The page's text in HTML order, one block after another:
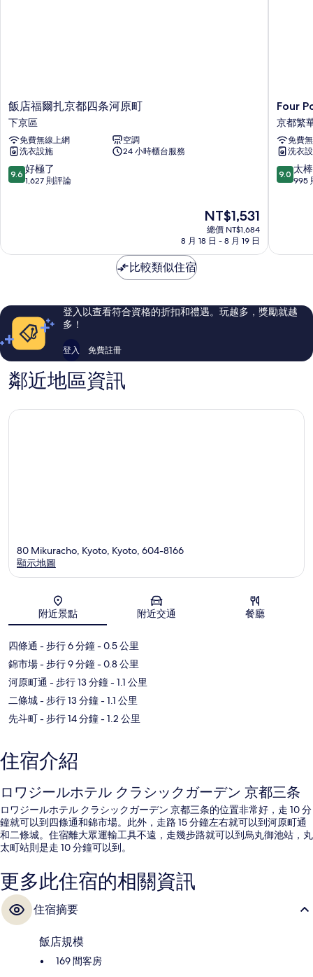
飯
店
福
爾
扎
京
都
下
飯店福爾扎京都四条河原町
下京區
免費無線上網
空調
洗衣設施
24 小時櫃台服務
9.6
分，
極
評
論
9.6 好極了
1,627 則評論
現
在
價
NT$1,531
總價 NT$1,684
8 月 18 日 - 8 月 19 日
Four
Points
Flex
By
京
都
華
Four
京都繁
免費
洗衣
9.0
分，
棒
評
論
9.0 太
995
比較類似住宿
登入以查看符合資格的折扣和禮遇。玩越多，獎勵就越
多！
登入 免費註冊
鄰近地區資訊
地圖
80 Mikuracho, Kyoto, Kyoto, 604-8166
顯示地圖
附近景點 附近交通 餐廳
四條通 - 步行 6 分鐘- 0.5 公里
錦市場- 步行 9 分鐘- 0.8 公里
河原町通 - 步行 13 分鐘- 1.1 公里
二條城- 步行 13 分鐘- 1.1 公里
先斗町- 步行 14 分鐘- 1.2 公里
住宿介紹
ロワジールホテル クラシックガーデン 京都三条
ロワジールホテル クラシックガーデン 京都三条的位置非常好，走 10 分
鐘就可以到四條通和錦市場。此外，走路 15 分鐘左右就可以到河原町通
和二條城。住宿離大眾運輸工具不遠，走幾步路就可以到烏丸御池站，丸
太町站則是走 10 分鐘可以到。
更多此住宿的相關資訊
住宿摘要
飯店規模
169 間客房